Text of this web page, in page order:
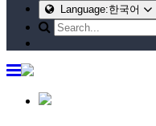
Language:한국어